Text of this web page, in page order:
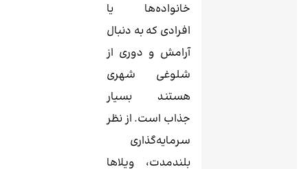
خانواده‌ها یا
افرادی که به دنبال
آرامش و دوری از
شلوغی شهری
هستند بسیار
جذاب است. از نظر
سرمایه‌گذاری
بلندمدت، ویلاها